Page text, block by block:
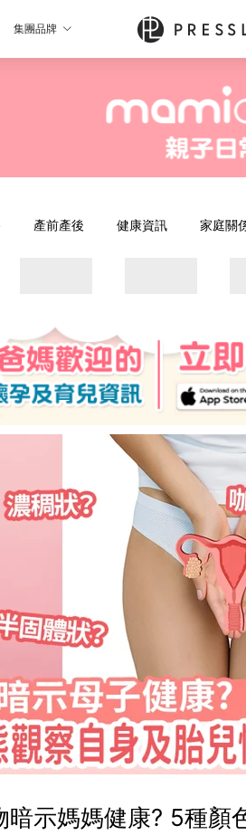
集團品牌
產前產後 健康資訊 家庭關
暗示媽媽健康? 5種顏